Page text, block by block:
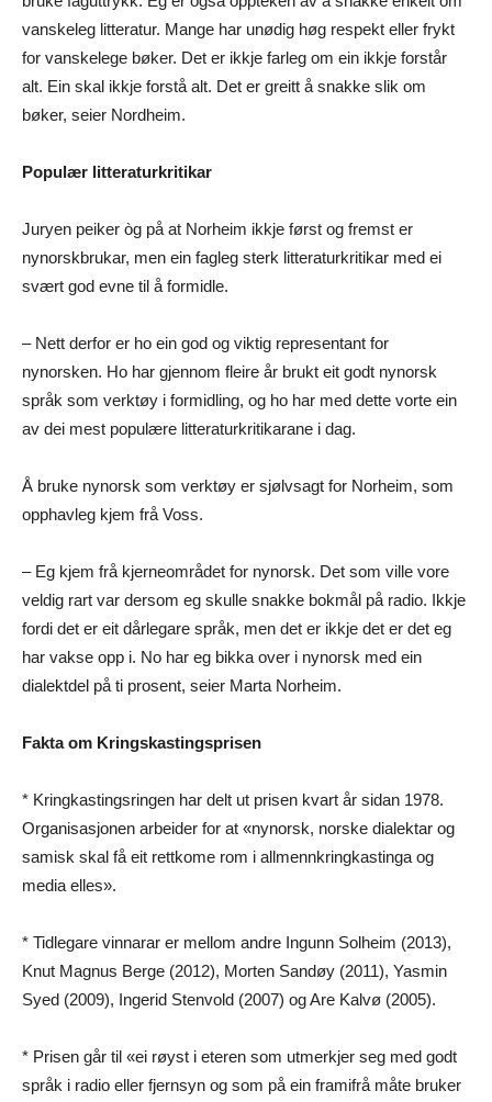
vanskeleg litteratur. Mange har unødig høg respekt eller frykt
for vanskelege bøker. Det er ikkje farleg om ein ikkje forstår
alt. Ein skal ikkje forstå alt. Det er greitt å snakke slik om
bøker, seier Nordheim.
Populær litteraturkritikar
Juryen peiker òg på at Norheim ikkje først og fremst er
nynorskbrukar, men ein fagleg sterk litteraturkritikar med ei
svært god evne til å formidle.
– Nett derfor er ho ein god og viktig representant for
nynorsken. Ho har gjennom fleire år brukt eit godt nynorsk
språk som verktøy i formidling, og ho har med dette vorte ein
av dei mest populære litteraturkritikarane i dag.
Å bruke nynorsk som verktøy er sjølvsagt for Norheim, som
opphavleg kjem frå Voss.
– Eg kjem frå kjerneområdet for nynorsk. Det som ville vore
veldig rart var dersom eg skulle snakke bokmål på radio. Ikkje
fordi det er eit dårlegare språk, men det er ikkje det er det eg
har vakse opp i. No har eg bikka over i nynorsk med ein
dialektdel på ti prosent, seier Marta Norheim.
Fakta om Kringskastingsprisen
* Kringkastingsringen har delt ut prisen kvart år sidan 1978.
Organisasjonen arbeider for at «nynorsk, norske dialektar og
samisk skal få eit rettkome rom i allmennkringkastinga og
media elles».
* Tidlegare vinnarar er mellom andre Ingunn Solheim (2013),
Knut Magnus Berge (2012), Morten Sandøy (2011), Yasmin
Syed (2009), Ingerid Stenvold (2007) og Are Kalvø (2005).
* Prisen går til «ei røyst i eteren som utmerkjer seg med godt
språk i radio eller fjernsyn og som på ein framifrå måte bruker